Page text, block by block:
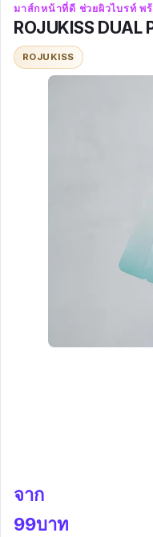
มาส์กหน้าที่ดี ช่วยผิวไบรท์ พ
ROJUKISS DUAL
ROJUKISS
จาก
99บาท